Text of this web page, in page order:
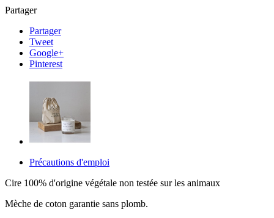
Partager
Partager
Tweet
Google+
Pinterest
Précautions d'emploi
Cire 100% d'origine végétale non testée sur les animaux
Mèche de coton garantie sans plomb.